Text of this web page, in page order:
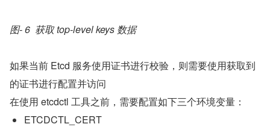
图- 6  获取 top-level keys 数据
如果当前 Etcd 服务使用证书进行校验，则需要使用获取到
的证书进行配置并访问
在使用 etcdctl 工具之前，需要配置如下三个环境变量：
ETCDCTL_CERT